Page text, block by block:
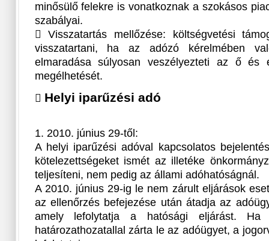
minősülő felekre is vonatkoznak a szokásos
szabályai.
 Visszatartás mellőzése: költségvetési
visszatartani, ha az adózó kérelmében
elmaradása súlyosan veszélyezteti az ő és
megélhetését.
 Helyi iparűzési adó
1. 2010. június 29-től:
A helyi iparűzési adóval kapcsolatos
kötelezettségeket ismét az illetéke
teljesíteni, nem pedig az állami adóhatóságnál.
A 2010. június 29-ig le nem zárult eljárások
az ellenőrzés befejezése után átadja az
amely lefolytatja a hatósági eljárást. Ha
határozathozatallal zárta le az adóügyet, a